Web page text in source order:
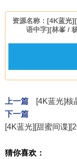
资源名称：[4K蓝光
语中字][林峯 /
上一篇
[4K蓝光]核
下一篇
[4K蓝光][甜蜜间谍
猜你喜欢：